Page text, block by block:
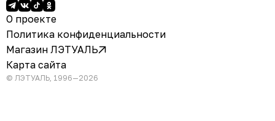
О проекте
Политика конфиденциальности
Магазин ЛЭТУАЛЬ
Карта сайта
© ЛЭТУАЛЬ, 1996—2026